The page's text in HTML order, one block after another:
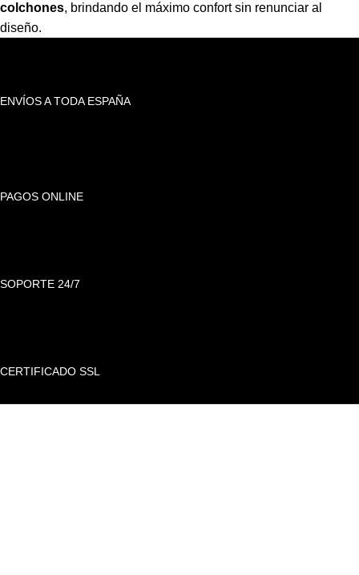
colchones, brindando el máximo confort sin renunciar al
diseño.
ENVÍOS A TODA ESPAÑA
PAGOS ONLINE
SOPORTE 24/7
CERTIFICADO SSL